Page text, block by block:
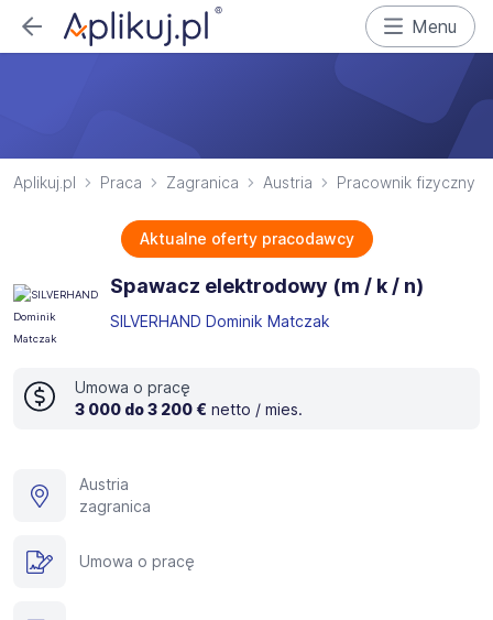
Menu
Aplikuj.pl Praca Zagranica Austria Pracownik fizyczny
Aktualne oferty pracodawcy
Spawacz elektrodowy (m / k / n)
SILVERHAND Dominik Matczak
Umowa o pracę
3 000 do 3 200 € netto / mies.
Austria
zagranica
Umowa o pracę